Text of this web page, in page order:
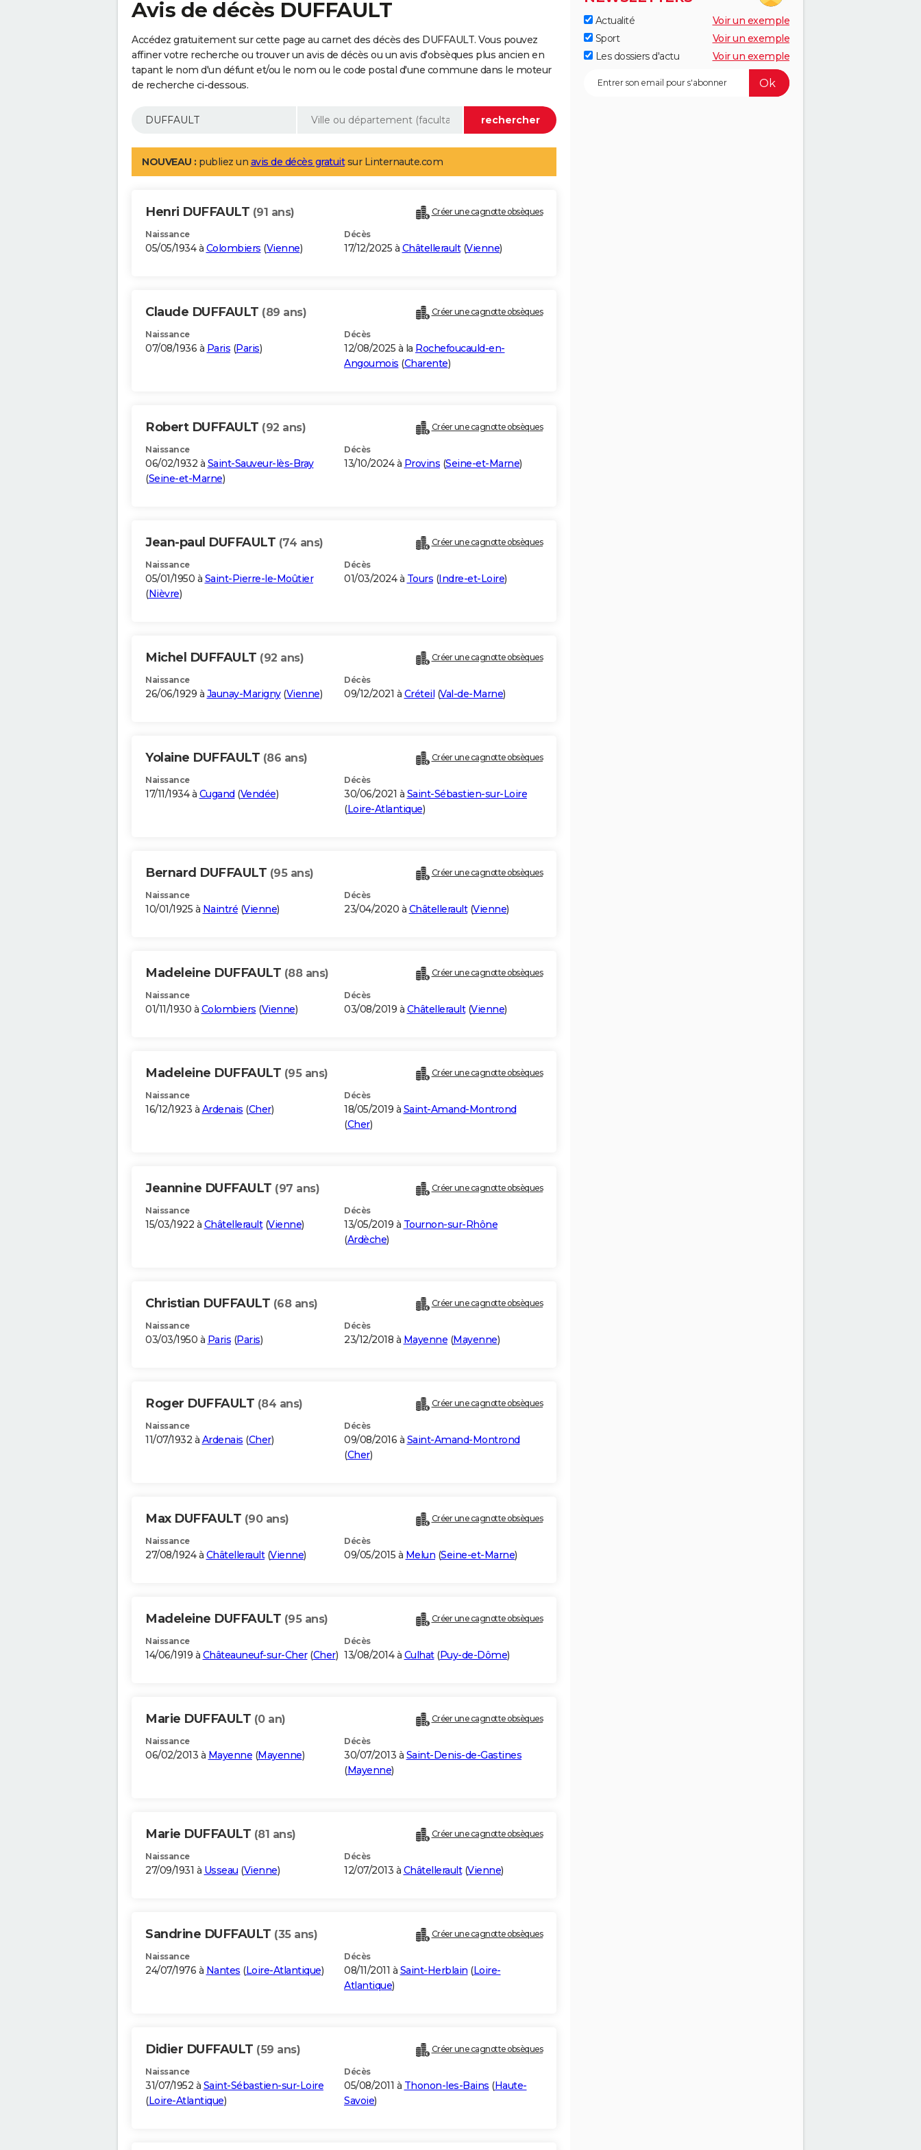
Avis de décès DUFFAULT
Accédez gratuitement sur cette page au carnet des décès des DUFFAULT. Vous pouvez
affiner votre recherche ou trouver un avis de décès ou un avis d'obsèques plus ancien en
tapant le nom d'un défunt et/ou le nom ou le code postal d'une commune dans le moteur
de recherche ci-dessous.
NOUVEAU : publiez un avis de décès gratuitsur Linternaute.com
Henri DUFFAULT (91 ans) Créer une cagnotte obsèques
Naissance
05/05/1934 à Colombiers (Vienne)
Décès
17/12/2025 à Châtellerault(Vienne)
Claude DUFFAULT (89 ans) Créer une cagnotte obsèques
Naissance
07/08/1936 à Paris (Paris)
Décès
12/08/2025 à la Rochefoucauld-en-
Angoumois (Charente)
Robert DUFFAULT (92 ans) Créer une cagnotte obsèques
Naissance
06/02/1932 à Saint-Sauveur-lès-Bray
(Seine-et-Marne)
Décès
13/10/2024 à Provins (Seine-et-Marne)
Jean-paul DUFFAULT (74 ans) Créer une cagnotte obsèques
Naissance
05/01/1950 à Saint-Pierre-le-Moûtier
(Nièvre)
Décès
01/03/2024 à Tours (Indre-et-Loire)
Michel DUFFAULT (92 ans) Créer une cagnotte obsèques
Naissance
26/06/1929 à Jaunay-Marigny(Vienne)
Décès
09/12/2021 à Créteil (Val-de-Marne)
Yolaine DUFFAULT (86 ans) Créer une cagnotte obsèques
Naissance
17/11/1934 à Cugand (Vendée)
Décès
30/06/2021 à Saint-Sébastien-sur-Loire
(Loire-Atlantique)
Bernard DUFFAULT (95 ans) Créer une cagnotte obsèques
Naissance
10/01/1925 à Naintré (Vienne)
Décès
23/04/2020 à Châtellerault(Vienne)
Madeleine DUFFAULT (88 ans) Créer une cagnotte obsèques
Naissance
01/11/1930 à Colombiers (Vienne)
Décès
03/08/2019 à Châtellerault(Vienne)
Madeleine DUFFAULT (95 ans) Créer une cagnotte obsèques
Naissance
16/12/1923 à Ardenais (Cher)
Décès
18/05/2019 à Saint-Amand-Montrond
(Cher)
Jeannine DUFFAULT (97 ans) Créer une cagnotte obsèques
Naissance
15/03/1922 à Châtellerault(Vienne)
Décès
13/05/2019 à Tournon-sur-Rhône
(Ardèche)
Christian DUFFAULT (68 ans) Créer une cagnotte obsèques
Naissance
03/03/1950 à Paris (Paris)
Décès
23/12/2018 à Mayenne (Mayenne)
Roger DUFFAULT (84 ans) Créer une cagnotte obsèques
Naissance
11/07/1932 à Ardenais (Cher)
Décès
09/08/2016 à Saint-Amand-Montrond
(Cher)
Max DUFFAULT (90 ans) Créer une cagnotte obsèques
Naissance
27/08/1924 à Châtellerault(Vienne)
Décès
09/05/2015 à Melun (Seine-et-Marne)
Madeleine DUFFAULT (95 ans) Créer une cagnotte obsèques
Naissance
14/06/1919 à Châteauneuf-sur-Cher(Cher)
Décès
13/08/2014 à Culhat(Puy-de-Dôme)
Marie DUFFAULT (0 an) Créer une cagnotte obsèques
Naissance
06/02/2013 à Mayenne (Mayenne)
Décès
30/07/2013 à Saint-Denis-de-Gastines
(Mayenne)
Marie DUFFAULT (81 ans) Créer une cagnotte obsèques
Naissance
27/09/1931 à Usseau (Vienne)
Décès
12/07/2013 à Châtellerault(Vienne)
Sandrine DUFFAULT (35 ans) Créer une cagnotte obsèques
Naissance
24/07/1976 à Nantes (Loire-Atlantique)
Décès
08/11/2011 à Saint-Herblain (Loire-
Atlantique)
Didier DUFFAULT (59 ans) Créer une cagnotte obsèques
Naissance
31/07/1952 à Saint-Sébastien-sur-Loire
(Loire-Atlantique)
Décès
05/08/2011 à Thonon-les-Bains (Haute-
Savoie)
Actualité
Voir un exemple
Sport
Voir un exemple
Les dossiers d'actu
Voir un exemple